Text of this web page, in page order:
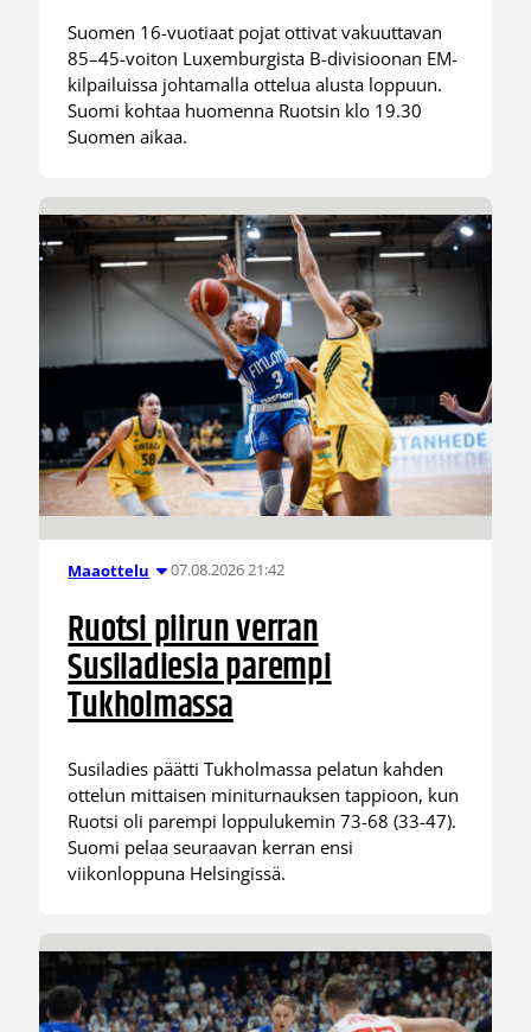
Suomen 16-vuotiaat pojat ottivat vakuuttavan
85–45-voiton Luxemburgista B-divisioonan EM-
kilpailuissa johtamalla ottelua alusta loppuun.
Suomi kohtaa huomenna Ruotsin klo 19.30
Suomen aikaa.
Maaottelu 07.08.2026 21:42
Ruotsi piirun verran
Susiladiesia parempi
Tukholmassa
Susiladies päätti Tukholmassa pelatun kahden
ottelun mittaisen miniturnauksen tappioon, kun
Ruotsi oli parempi loppulukemin 73-68 (33-47).
Suomi pelaa seuraavan kerran ensi
viikonloppuna Helsingissä.